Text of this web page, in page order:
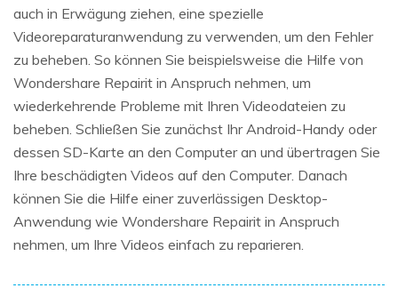
auch in Erwägung ziehen, eine spezielle
Videoreparaturanwendung zu verwenden, um den Fehler
zu beheben. So können Sie beispielsweise die Hilfe von
Wondershare Repairit in Anspruch nehmen, um
wiederkehrende Probleme mit Ihren Videodateien zu
beheben. Schließen Sie zunächst Ihr Android-Handy oder
dessen SD-Karte an den Computer an und übertragen Sie
Ihre beschädigten Videos auf den Computer. Danach
können Sie die Hilfe einer zuverlässigen Desktop-
Anwendung wie Wondershare Repairit in Anspruch
nehmen, um Ihre Videos einfach zu reparieren.